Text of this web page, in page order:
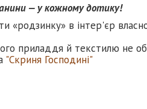
— у кожному дотику!
«родзинку» в інтер'єр
приладдя й текстилю не
"Скриня Господині"